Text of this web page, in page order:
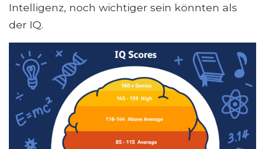
Intelligenz, noch wichtiger sein könnten als
der IQ.